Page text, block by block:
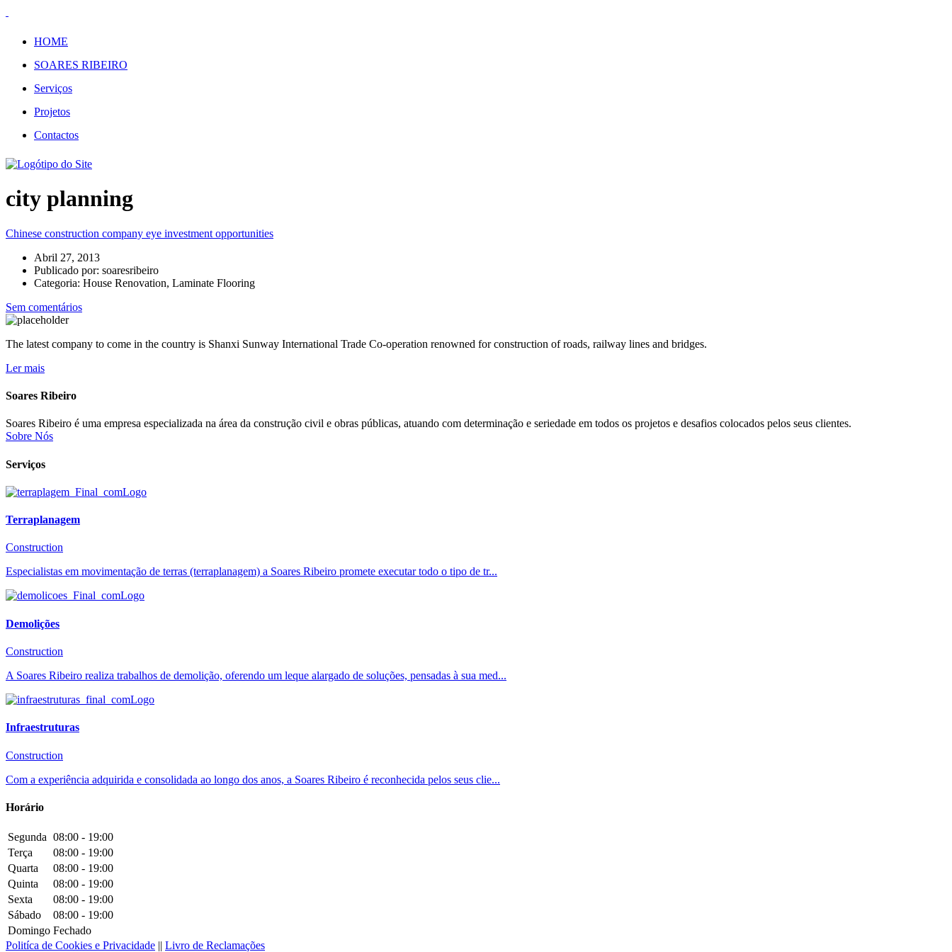
HOME
SOARES RIBEIRO
Serviços
Projetos
Contactos
city planning
Chinese construction company eye investment opportunities
Abril 27, 2013
Publicado por: soaresribeiro
Categoria: House Renovation, Laminate Flooring
Sem comentários
The latest company to come in the country is Shanxi Sunway International Trade Co-operation renowned for construction of roads, railway lines and bridges.
Ler mais
Soares Ribeiro
Soares Ribeiro é uma empresa especializada na área da construção civil e obras públicas, atuando com determinação e seriedade em todos os projetos e desafios colocados pelos seus clientes.
Sobre Nós
Serviços
Terraplanagem
Construction
Especialistas em movimentação de terras (terraplanagem) a Soares Ribeiro promete executar todo o tipo de tr...
Demolições
Construction
A Soares Ribeiro realiza trabalhos de demolição, oferendo um leque alargado de soluções, pensadas à sua med...
Infraestruturas
Construction
Com a experiência adquirida e consolidada ao longo dos anos, a Soares Ribeiro é reconhecida pelos seus clie...
Horário
Segunda 08:00 - 19:00
Terça
08:00 - 19:00
Quarta
08:00 - 19:00
Quinta
08:00 - 19:00
Sexta
08:00 - 19:00
Sábado
08:00 - 19:00
Domingo Fechado
Politíca de Cookies e Privacidade || Livro de Reclamações